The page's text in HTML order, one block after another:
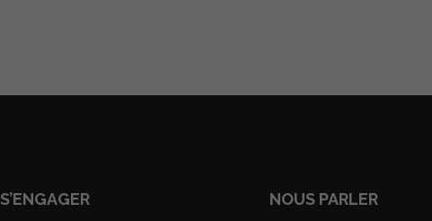
S’ENGAGER NOUS PARLER